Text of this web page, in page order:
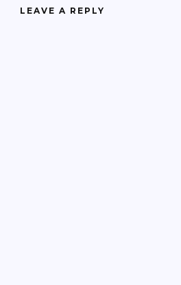
LEAVE A REPLY